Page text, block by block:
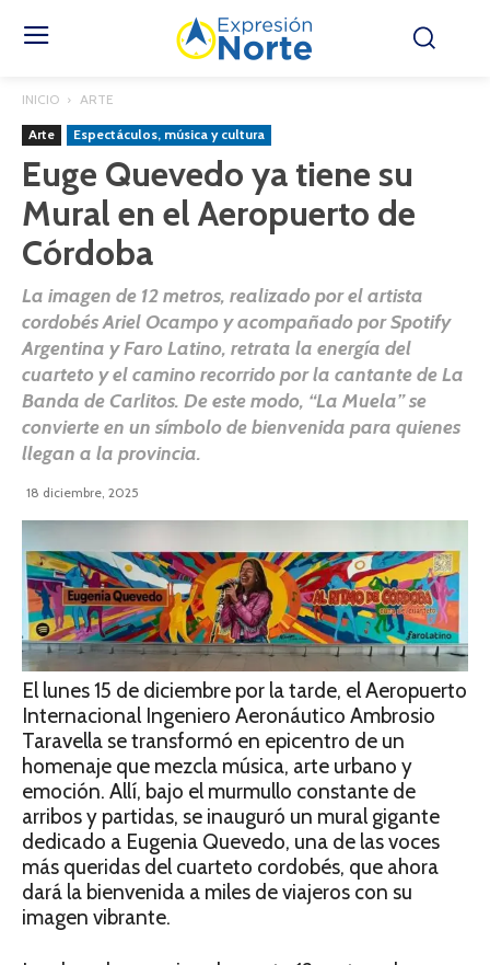
INICIO ARTE
Arte Espectáculos, música y cultura
Euge Quevedo ya tiene su
Mural en el Aeropuerto de
Córdoba
La imagen de 12 metros, realizado por el artista
cordobés Ariel Ocampo y acompañado por Spotify
Argentina y Faro Latino, retrata la energía del
cuarteto y el camino recorrido por la cantante de La
Banda de Carlitos. De este modo, “La Muela” se
convierte en un símbolo de bienvenida para quienes
llegan a la provincia.
18 diciembre, 2025
El lunes 15 de diciembre por la tarde, el Aeropuerto
Internacional Ingeniero Aeronáutico Ambrosio
Taravella se transformó en epicentro de un
homenaje que mezcla música, arte urbano y
emoción. Allí, bajo el murmullo constante de
arribos y partidas, se inauguró un mural gigante
dedicado a Eugenia Quevedo, una de las voces
más queridas del cuarteto cordobés, que ahora
dará la bienvenida a miles de viajeros con su
imagen vibrante.